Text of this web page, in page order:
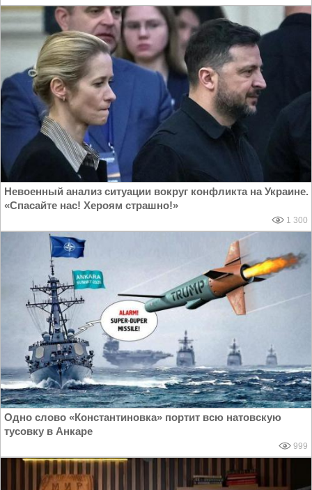
Невоенный анализ ситуации вокруг конфликта на Украине.
«Спасайте нас! Хероям страшно!»
1 300
Одно слово «Константиновка» портит всю натовскую
тусовку в Анкаре
999